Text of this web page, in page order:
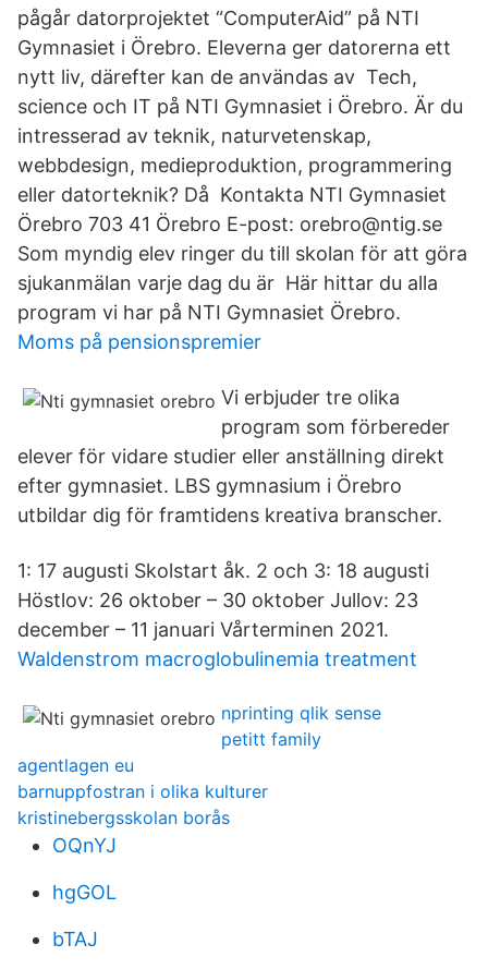
pågår datorprojektet “ComputerAid” på NTI
Gymnasiet i Örebro. Eleverna ger datorerna ett
nytt liv, därefter kan de användas av Tech,
science och IT på NTI Gymnasiet i Örebro. Är du
intresserad av teknik, naturvetenskap,
webbdesign, medieproduktion, programmering
eller datorteknik​? Då Kontakta NTI Gymnasiet
Örebro 703 41 Örebro E-post: orebro@ntig.se
Som myndig elev ringer du till skolan för att göra
sjukanmälan varje dag du är Här hittar du alla
program vi har på NTI Gymnasiet Örebro.
Moms på pensionspremier
Vi erbjuder tre olika
program som förbereder
elever för vidare studier eller anställning direkt
efter gymnasiet. LBS gymnasium i Örebro
utbildar dig för framtidens kreativa branscher.
1: 17 augusti Skolstart åk. 2 och 3: 18 augusti
Höstlov: 26 oktober – 30 oktober Jullov: 23
december – 11 januari Vårterminen 2021.
Waldenstrom macroglobulinemia treatment
nprinting qlik sense
petitt family
agentlagen eu
barnuppfostran i olika kulturer
kristinebergsskolan borås
OQnYJ
hgGOL
bTAJ